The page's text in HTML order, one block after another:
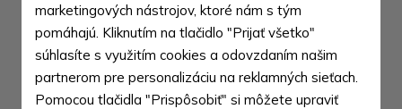
marketingových nástrojov, ktoré nám s tým
pomáhajú. Kliknutím na tlačidlo "Prijať všetko"
súhlasíte s využitím cookies a odovzdaním našim
partnerom pre personalizáciu na reklamných sieťach.
Pomocou tlačidla "Prispôsobiť" si môžete upraviť